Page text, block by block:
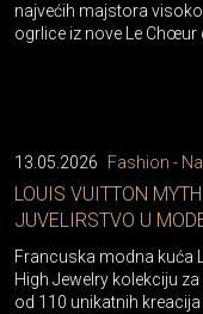
najvećih majstora
ogrlice iz nove Le Chœur
13.05.2026 Fashion -
LOUIS VUITTON
JUVELIRSTVO U
Francuska modna kuća
High Jewelry kolekciju
od 110 unikatnih